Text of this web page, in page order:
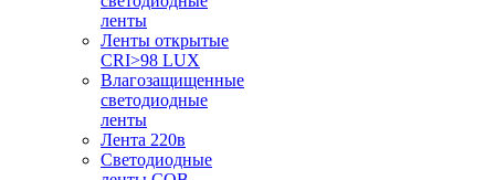
ленты
Ленты открытые
CRI>98 LUX
Влагозащищенные
светодиодные
ленты
Лента 220в
Светодиодные